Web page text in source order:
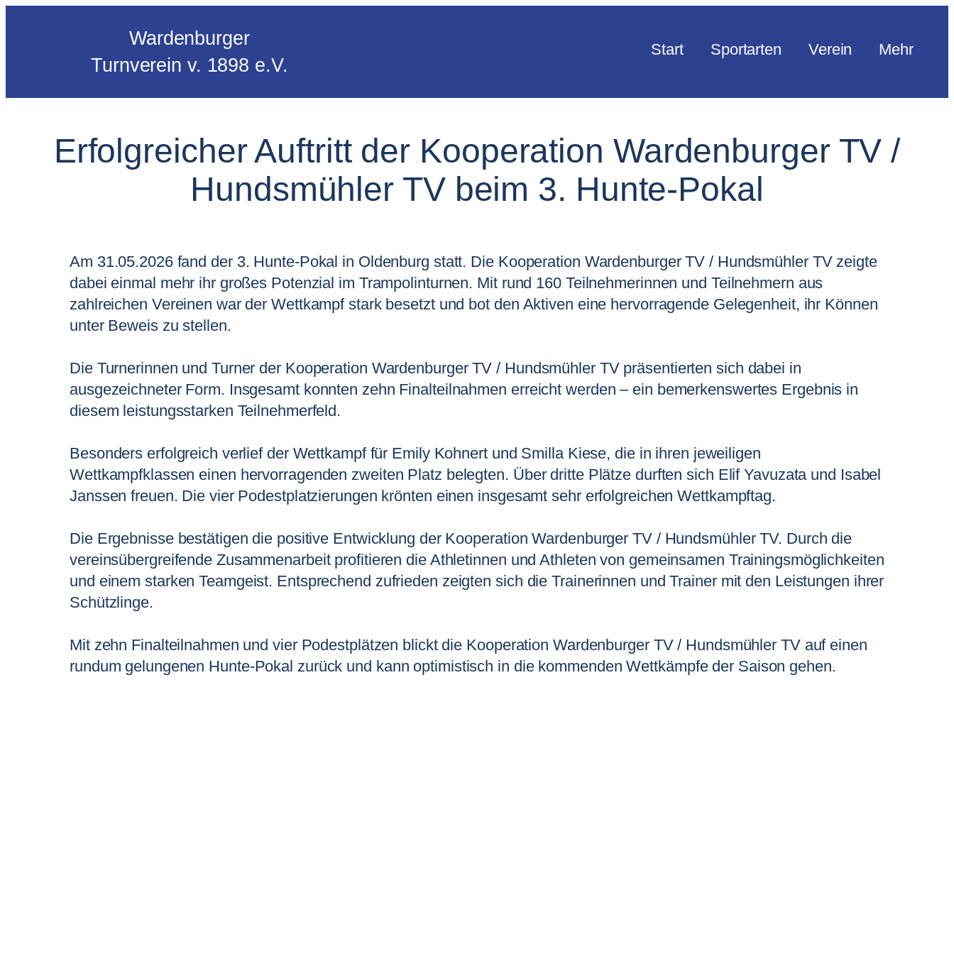
Wardenburger
Turnverein v. 1898 e.V.
Start Sportarten Verein Mehr
Erfolgreicher Auftritt der Kooperation Wardenburger TV /
Hundsmühler TV beim 3. Hunte-Pokal
Am 31.05.2026 fand der 3. Hunte-Pokal in Oldenburg statt. Die Kooperation Wardenburger TV / Hundsmühler TV zeigte
dabei einmal mehr ihr großes Potenzial im Trampolinturnen. Mit rund 160 Teilnehmerinnen und Teilnehmern aus
zahlreichen Vereinen war der Wettkampf stark besetzt und bot den Aktiven eine hervorragende Gelegenheit, ihr Können
unter Beweis zu stellen.
Die Turnerinnen und Turner der Kooperation Wardenburger TV / Hundsmühler TV präsentierten sich dabei in
ausgezeichneter Form. Insgesamt konnten zehn Finalteilnahmen erreicht werden – ein bemerkenswertes Ergebnis in
diesem leistungsstarken Teilnehmerfeld.
Besonders erfolgreich verlief der Wettkampf für Emily Kohnert und Smilla Kiese, die in ihren jeweiligen
Wettkampfklassen einen hervorragenden zweiten Platz belegten. Über dritte Plätze durften sich Elif Yavuzata und Isabel
Janssen freuen. Die vier Podestplatzierungen krönten einen insgesamt sehr erfolgreichen Wettkampftag.
Die Ergebnisse bestätigen die positive Entwicklung der Kooperation Wardenburger TV / Hundsmühler TV. Durch die
vereinsübergreifende Zusammenarbeit profitieren die Athletinnen und Athleten von gemeinsamen Trainingsmöglichkeiten
und einem starken Teamgeist. Entsprechend zufrieden zeigten sich die Trainerinnen und Trainer mit den Leistungen ihrer
Schützlinge.
Mit zehn Finalteilnahmen und vier Podestplätzen blickt die Kooperation Wardenburger TV / Hundsmühler TV auf einen
rundum gelungenen Hunte-Pokal zurück und kann optimistisch in die kommenden Wettkämpfe der Saison gehen.